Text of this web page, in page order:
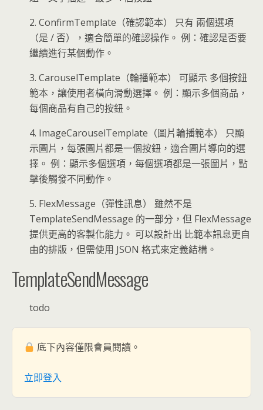
2. ConfirmTemplate（確認範本） 只有 兩個選項
（是 / 否），適合簡單的確認操作。 例：確認是否要
繼續進行某個動作。
3. CarouselTemplate（輪播範本） 可顯示 多個按鈕
範本，讓使用者橫向滑動選擇。 例：顯示多個商品，
每個商品有自己的按鈕。
4. ImageCarouselTemplate（圖片輪播範本） 只顯
示圖片，每張圖片都是一個按鈕，適合圖片導向的選
擇。 例：顯示多個選項，每個選項都是一張圖片，點
擊後觸發不同動作。
5. FlexMessage（彈性訊息） 雖然不是
TemplateSendMessage 的一部分，但 FlexMessage
提供更高的客製化能力。 可以設計出 比範本訊息更自
由的排版，但需使用 JSON 格式來定義結構。
TemplateSendMessage
todo
底下內容僅限會員閱讀。
立即登入